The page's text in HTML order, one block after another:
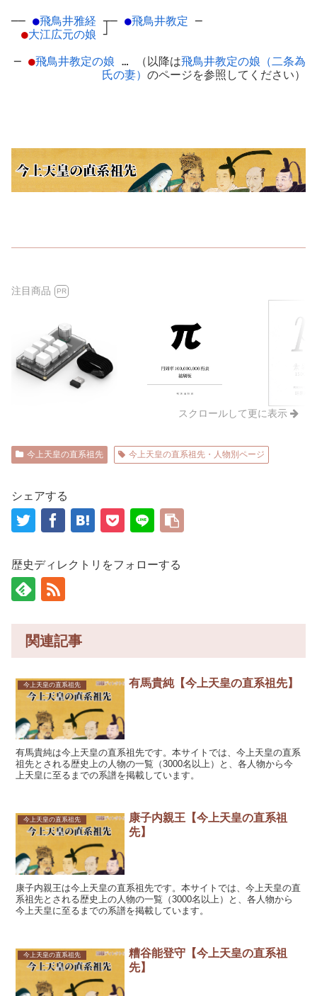
── ●飛鳥井雅経 ┬
●大江広元の娘 ┘
─ ●飛鳥井教定 ─
─ ●飛鳥井教定の娘 … （以降は飛鳥井教定の娘（二条為
氏の妻） のページを参照してください）
注目商品 PR
スクロールして更に表示
今上天皇の直系祖先 今上天皇の直系祖先・人物別ページ
シェアする
歴史ディレクトリをフォローする
関連記事
今上天皇の直系祖先 有馬貴純【今上天皇の直系祖先】
有馬貴純は今上天皇の直系祖先です。本サイトでは、今上天皇の直系
祖先とされる歴史上の人物の一覧（3000名以上）と、各人物から今
上天皇に至るまでの系譜を掲載しています。
今上天皇の直系祖先
康子内親王【今上天皇の直系祖
先】
康子内親王は今上天皇の直系祖先です。本サイトでは、今上天皇の直
系祖先とされる歴史上の人物の一覧（3000名以上）と、各人物から
今上天皇に至るまでの系譜を掲載しています。
今上天皇の直系祖先
糟谷能登守【今上天皇の直系祖
先】